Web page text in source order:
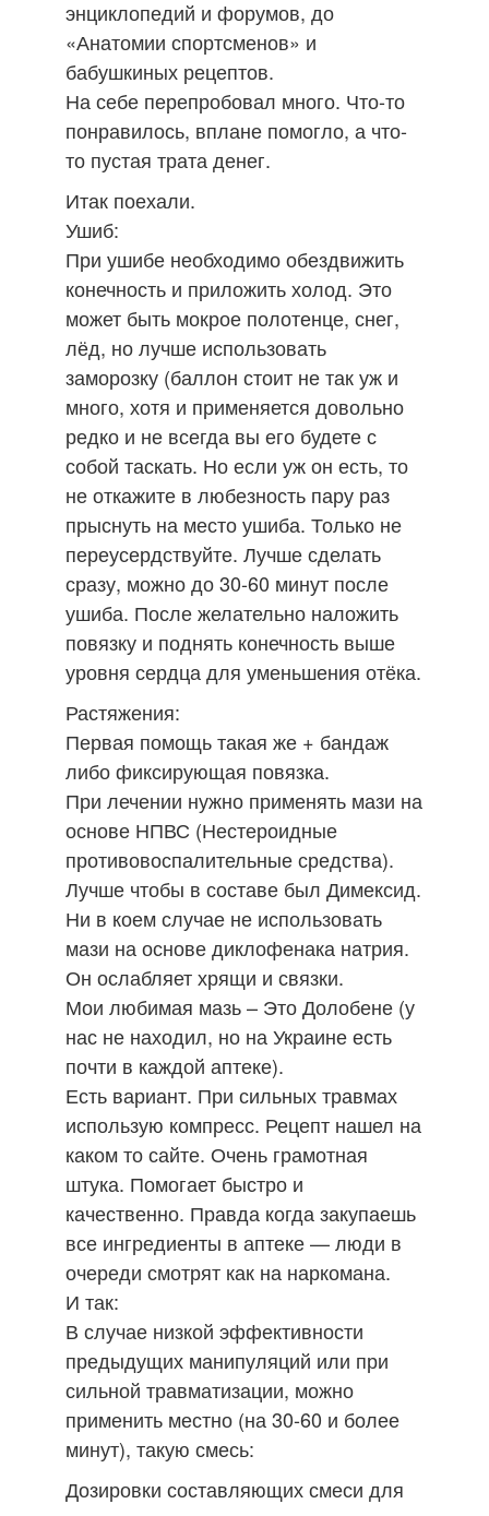
энциклопедий и форумов, до
«Анатомии спортсменов» и
бабушкиных рецептов.
На себе перепробовал много. Что-то
понравилось, вплане помогло, а что-
то пустая трата денег.
Итак поехали.
Ушиб:
При ушибе необходимо обездвижить
конечность и приложить холод. Это
может быть мокрое полотенце, снег,
лёд, но лучше использовать
заморозку (баллон стоит не так уж и
много, хотя и применяется довольно
редко и не всегда вы его будете с
собой таскать. Но если уж он есть, то
не откажите в любезность пару раз
прыснуть на место ушиба. Только не
переусердствуйте. Лучше сделать
сразу, можно до 30-60 минут после
ушиба. После желательно наложить
повязку и поднять конечность выше
уровня сердца для уменьшения отёка.
Растяжения:
Первая помощь такая же + бандаж
либо фиксирующая повязка.
При лечении нужно применять мази на
основе НПВС (Нестероидные
противовоспалительные средства).
Лучше чтобы в составе был Димексид.
Ни в коем случае не использовать
мази на основе диклофенака натрия.
Он ослабляет хрящи и связки.
Мои любимая мазь – Это Долобене (у
нас не находил, но на Украине есть
почти в каждой аптеке).
Есть вариант. При сильных травмах
использую компресс. Рецепт нашел на
каком то сайте. Очень грамотная
штука. Помогает быстро и
качественно. Правда когда закупаешь
все ингредиенты в аптеке — люди в
очереди смотрят как на наркомана.
И так:
В случае низкой эффективности
предыдущих манипуляций или при
сильной травматизации, можно
применить местно (на 30-60 и более
минут), такую смесь:
Дозировки составляющих смеси для